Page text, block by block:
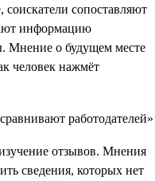
сопоставляют
информацию
Мнение о будущем месте
человек нажмёт
отзывов. Мнения
сведения, которых нет